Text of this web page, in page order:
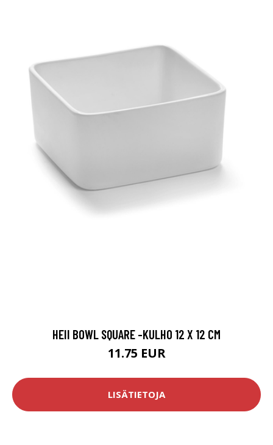
HEII BOWL SQUARE -KULHO 12 X 12 CM
11.75 EUR
LISÄTIETOJA